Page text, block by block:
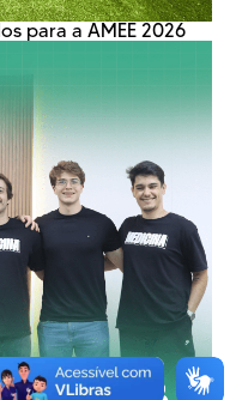
para a AMEE 2026